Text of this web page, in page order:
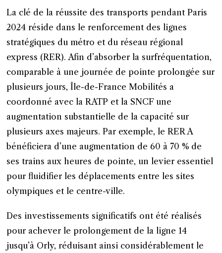
La clé de la réussite des transports pendant Paris
2024 réside dans le renforcement des lignes
stratégiques du métro et du réseau régional
express (RER). Afin d’absorber la surfréquentation,
comparable à une journée de pointe prolongée sur
plusieurs jours, Île-de-France Mobilités a
coordonné avec la RATP et la SNCF une
augmentation substantielle de la capacité sur
plusieurs axes majeurs. Par exemple, le RER A
bénéficiera d’une augmentation de 60 à 70 % de
ses trains aux heures de pointe, un levier essentiel
pour fluidifier les déplacements entre les sites
olympiques et le centre-ville.
Des investissements significatifs ont été réalisés
pour achever le prolongement de la ligne 14
jusqu’à Orly, réduisant ainsi considérablement le